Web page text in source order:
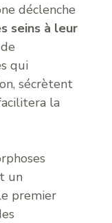
déclenche
seins à leur
qui
sécrètent
la
un
premier